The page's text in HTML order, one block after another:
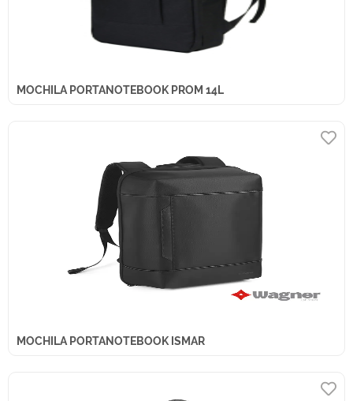
MOCHILA PORTANOTEBOOK PROM 14L
MOCHILA PORTANOTEBOOK ISMAR